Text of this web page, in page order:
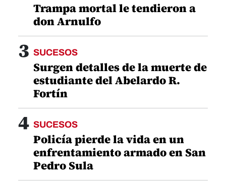
Trampa mortal le tendieron a
don Arnulfo
3 SUCESOS
Surgen detalles de la muerte de
estudiante del Abelardo R.
Fortín
4 SUCESOS
Policía pierde la vida en un
enfrentamiento armado en San
Pedro Sula